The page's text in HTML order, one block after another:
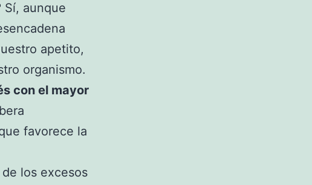
Sí, aunque
apetito,
organismo.
con el mayor
favorece la
los excesos